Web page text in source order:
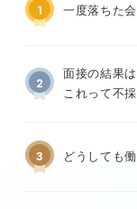
1 一度落ちた
2
面接の結果
これって不
3 どうしても